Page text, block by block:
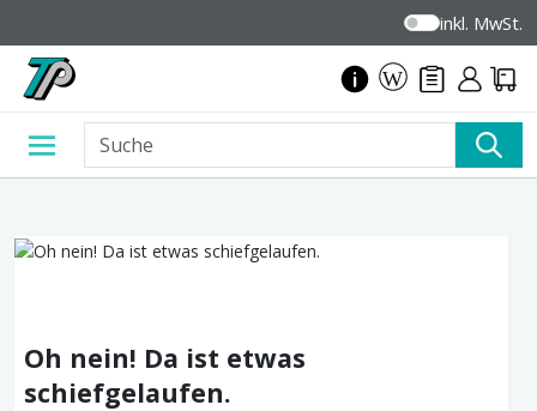
inkl. MwSt.
Oh nein! Da ist etwas
schiefgelaufen.